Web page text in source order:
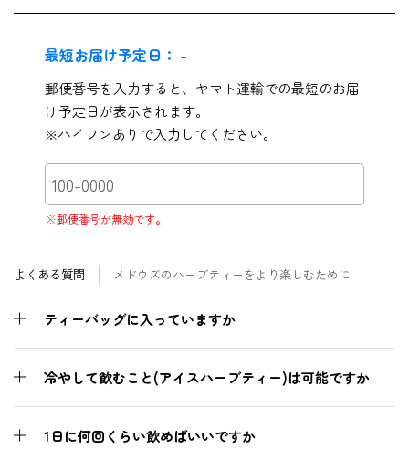
最短お届け予定日： -
郵便番号を入力すると、ヤマト運輸での最短のお届
け予定日が表示されます。
※ハイフンありで入力してください。
※郵便番号が無効です。
よくある質問 メドウズのハーブティーをより楽しむために
ティーバッグに入っていますか
冷やして飲むこと(アイスハーブティー)は可能ですか
1日に何回くらい飲めばいいですか